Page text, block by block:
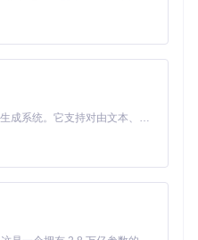
何解决实际问题
战：他的1TB硬盘中存储了
片段分散在不同文件夹中。
缩略图模式，成功识别出那
素材分类系统。
有代表性。她的电脑中积累
容的不同版本。通过Vidupe
的截图数据被保存在cache.
MiniMax H3 是一个通用的全模态生成系统。它支持对由文本、图像、视频和音频组成的多模态上下文进行统一理解，并能生成分辨率高达 2K、时长可达 15 秒的带原生立体声音频的视频。得益于面向任务泛化的系统设计，H3 在预训练阶段就已具备广泛的多模态上下文理解与生成能力，能够出色地执行复杂的多模态指令。